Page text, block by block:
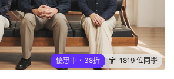
優惠中・38折 1819 位同學